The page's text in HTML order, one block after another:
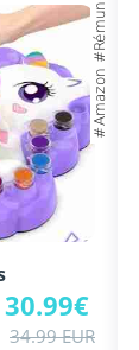
30.99€
34.99 EUR